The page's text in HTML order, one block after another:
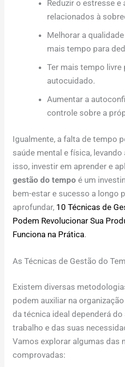
Reduzir o estresse e
relacionados à
Melhorar a
mais tempo para
Ter mais tempo livre
autocuidado.
Aumentar a
controle sobre a
Igualmente, a falta de tempo
saúde mental e física,
isso, investir em aprender e
gestão do tempo é um
bem-estar e sucesso a longo
aprofundar, 10 Técnicas de
Podem Revolucionar Sua
Funciona na Prática.
As Técnicas de Gestão do
Existem diversas
podem auxiliar na
da técnica ideal dependerá
trabalho e das suas
Vamos explorar algumas das
comprovadas: